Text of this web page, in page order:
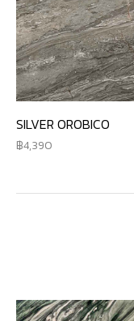
SILVER OROBICO
4,390